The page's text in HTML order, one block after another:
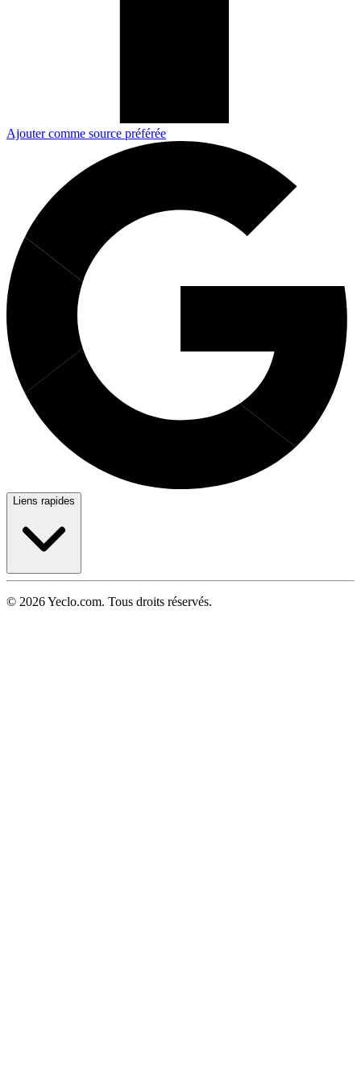
Ajouter comme source préférée
Liens rapides
© 2026 Yeclo.com. Tous droits réservés.